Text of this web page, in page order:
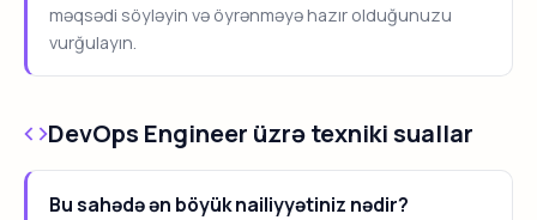
məqsədi söyləyin və öyrənməyə hazır olduğunuzu
vurğulayın.
DevOps Engineer üzrə texniki suallar
Bu sahədə ən böyük nailiyyətiniz nədir?